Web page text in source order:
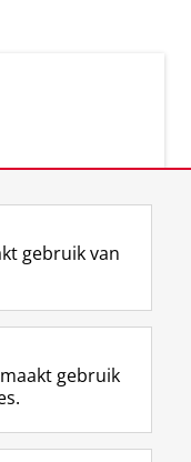
R
S
-
f
e
I
n
t
r
Y
o
T
e
gebruik van
gebruik